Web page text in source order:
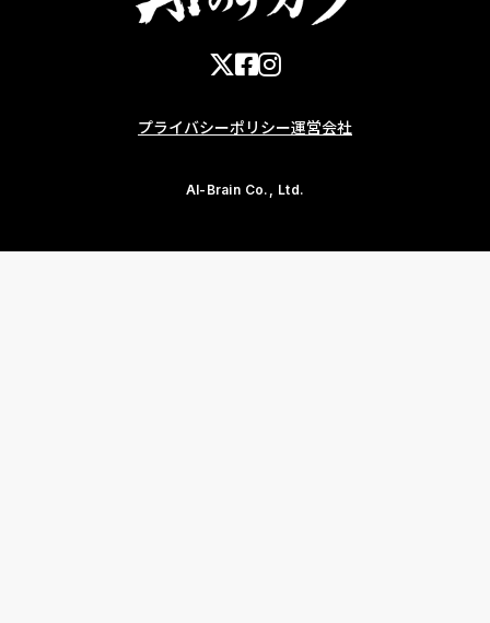
プライバシーポリシー運営会社
AI-Brain Co., Ltd.